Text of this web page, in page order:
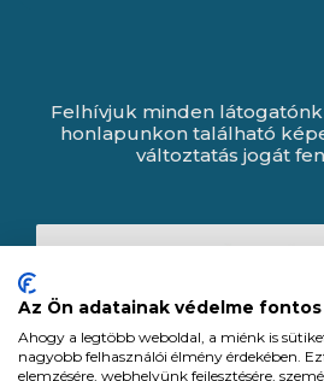
Felhívjuk minden
honlapunkon található
változtatás jogát
Az Ön adatainak védelme fontos
Ahogy a legtöbb weboldal, a miénk is
nagyobb felhasználói élmény érdekében.
elemzésére, webhelyünk fejlesztésére,